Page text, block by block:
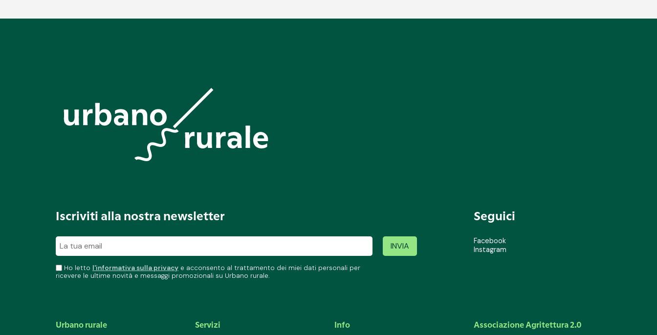
Iscriviti alla nostra newsletter
Ho letto l'informativa sulla privacy e acconsento al trattamento dei miei dati personali per
ricevere le ultime novità e messaggi promozionali su Urbano rurale.
Seguici
Facebook
Instagram
Urbano rurale Servizi Info Associazione Agritettura 2.0